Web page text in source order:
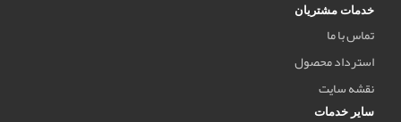
خدمات مشتریان
تماس با ما
استرداد محصول
نقشه سایت
سایر خدمات